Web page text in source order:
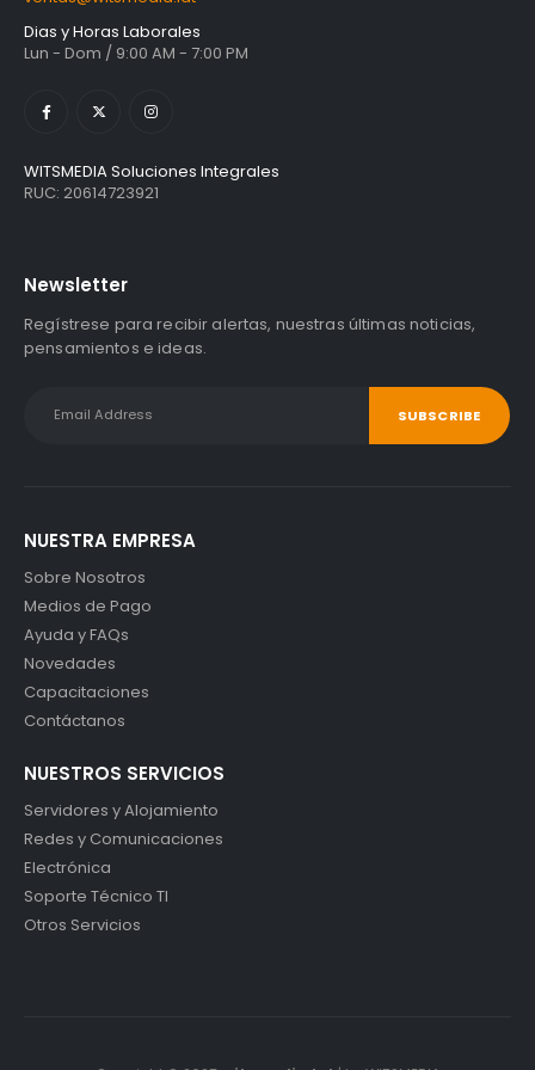
Dias y Horas Laborales
Lun - Dom / 9:00 AM - 7:00 PM
WITSMEDIA Soluciones Integrales
RUC: 20614723921
Newsletter
Regístrese para recibir alertas, nuestras últimas noticias,
pensamientos e ideas.
NUESTRA EMPRESA
Sobre Nosotros
Medios de Pago
Ayuda y FAQs
Novedades
Capacitaciones
Contáctanos
NUESTROS SERVICIOS
Servidores y Alojamiento
Redes y Comunicaciones
Electrónica
Soporte Técnico TI
Otros Servicios